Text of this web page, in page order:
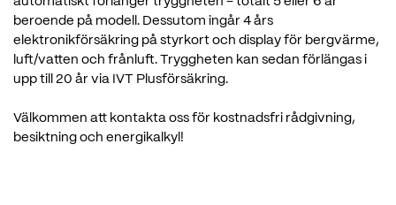
beroende på modell. Dessutom ingår 4 års
elektronikförsäkring på styrkort och display för bergvärme,
luft/vatten och frånluft. Tryggheten kan sedan förlängas i
upp till 20 år via IVT Plusförsäkring.
Välkommen att kontakta oss för kostnadsfri rådgivning,
besiktning och energikalkyl!